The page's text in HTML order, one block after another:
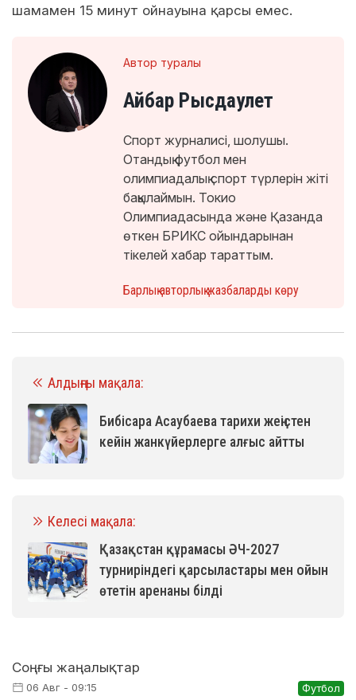
шамамен 15 минут ойнауына қарсы емес.
Автор туралы
Айбар Рысдаулет
Спорт журналисі, шолушы.
Отандық футбол мен
олимпиадалық спорт түрлерін жіті
бақылаймын. Токио
Олимпиадасында және Қазанда
өткен БРИКС ойындарынан
тікелей хабар тараттым.
Барлық авторлық жазбаларды көру
Алдыңғы мақала:
Бибісара Асаубаева тарихи жеңістен
кейін жанкүйерлерге алғыс айтты
Келесі мақала:
Қазақстан құрамасы ӘЧ-2027
турниріндегі қарсыластары мен ойын
өтетін аренаны білді
Соңғы жаңалықтар
06 Авг - 09:15 Футбол